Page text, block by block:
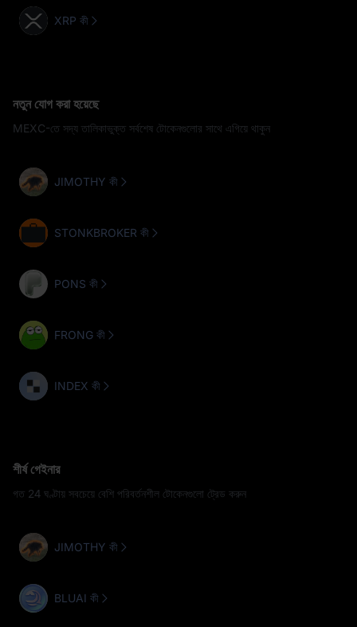
XRP কী
নতুন যোগ করা হয়েছে
MEXC-তে সদ্য তালিকাভুক্ত সর্বশেষ টোকেনগুলোর সাথে এগিয়ে থাকুন
JIMOTHY কী
STONKBROKER কী
PONS কী
FRONG কী
INDEX কী
শীর্ষ গেইনার
গত 24 ঘণ্টায় সবচেয়ে বেশি পরিবর্তনশীল টোকেনগুলো ট্রেড করুন
JIMOTHY কী
BLUAI কী